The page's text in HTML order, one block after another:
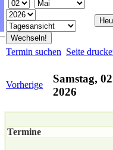
Termin suchen Seite
Vorherige
Samstag,
2026
Termine